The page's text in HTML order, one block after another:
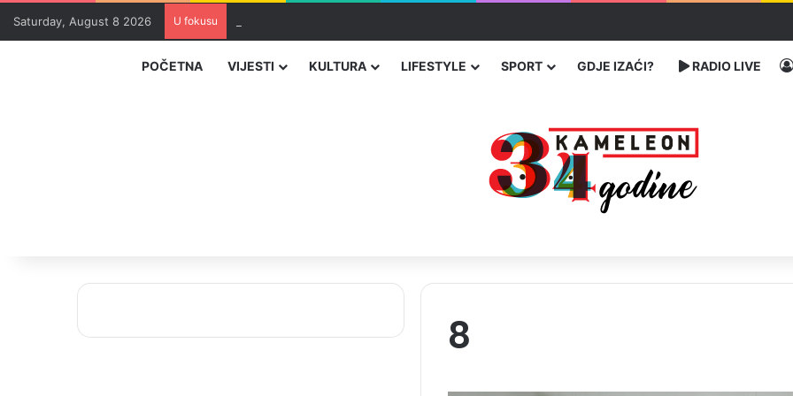
Saturday, August 8 2026 U fokusu
POČETNA VIJESTI KULTURA LIFESTYLE SPORT GDJE IZAĆI? RADIO LIVE
8